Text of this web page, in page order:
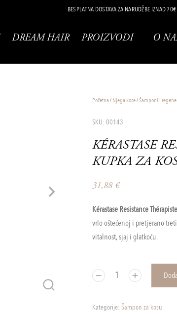
BESPLATNA DOSTAVA ZA NARUDŽBE IZNAD 70€
DREAM HAIR PROIZVODI O
Početna/Njega kose/Šamponi i
SKU: 00143
KÉRASTASE
KUPKA ZA
31,88 €
Kérastase Resistance
vrlo oštećenoj i pretjerano
vitalnost, sjaj i glatkoću.
Kategorije: Šampon za kosu